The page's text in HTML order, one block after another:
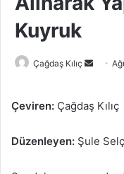
Kuyruk
Çağdaş Kılıç
Bir
Çeviren: Çağdaş Kılıç
Düzenleyen: Şule